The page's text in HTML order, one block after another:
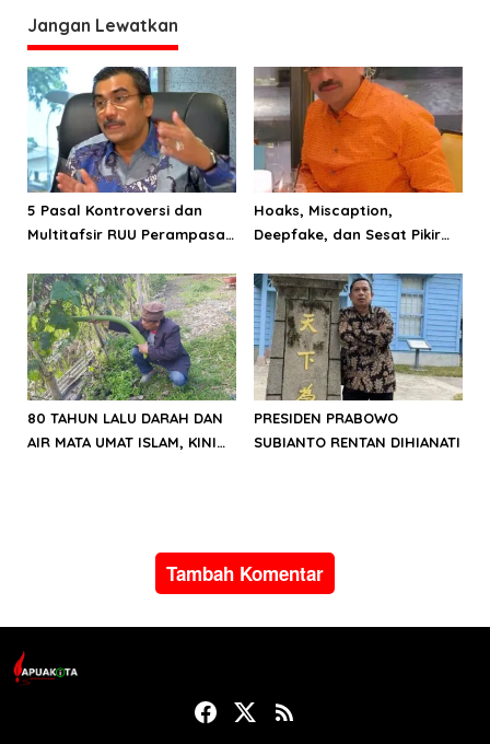
a
s
i
o
s
Jangan Lewatkan
5 Pasal Kontroversi dan
Multitafsir RUU Perampasan
Hoaks, Miscaption,
Deepfake, dan Sesat Pikir
Kerusuhan Agustus
80 TAHUN LALU DARAH DAN
AIR MATA UMAT ISLAM, KINI
PRESIDEN PRABOWO
SUBIANTO RENTAN DIHIANATI
Tambah Komentar